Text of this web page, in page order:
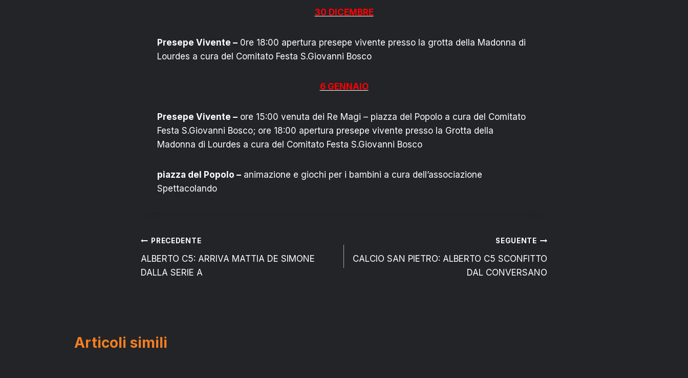
30 DICEMBRE
Presepe Vivente – 0re 18:00 apertura presepe vivente presso la grotta della Madonna di
Lourdes a cura del Comitato Festa S.Giovanni Bosco
6 GENNAIO
Presepe Vivente – ore 15:00 venuta dei Re Magi – piazza del Popolo a cura del Comitato
Festa S.Giovanni Bosco; ore 18:00 apertura presepe vivente presso la Grotta della
Madonna di Lourdes a cura del Comitato Festa S.Giovanni Bosco
piazza del Popolo – animazione e giochi per i bambini a cura dell’associazione
Spettacolando
Navigazione
articoli
PRECEDENTE
ALBERTO C5: ARRIVA MATTIA DE SIMONE
DALLA SERIE A
SEGUENTE
CALCIO SAN PIETRO: ALBERTO C5 SCONFITTO
DAL CONVERSANO
Articoli simili